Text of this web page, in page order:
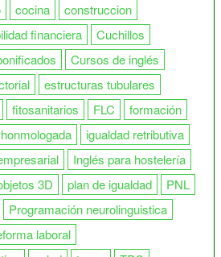
cocina
construccion
financiera
Cuchillos
Cursos de inglés
estructuras tubulares
fitosanitarios FLC
formación
honmologada
igualdad retributiva
Inglés para hostelería
3D plan de igualdad
PNL
Programación neurolinguistica
laboral